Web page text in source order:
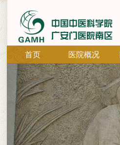
首页 医院概况